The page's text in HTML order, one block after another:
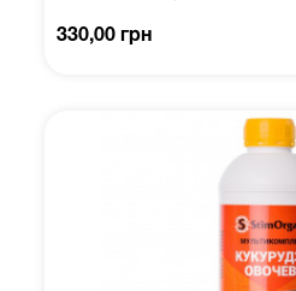
330,00 грн